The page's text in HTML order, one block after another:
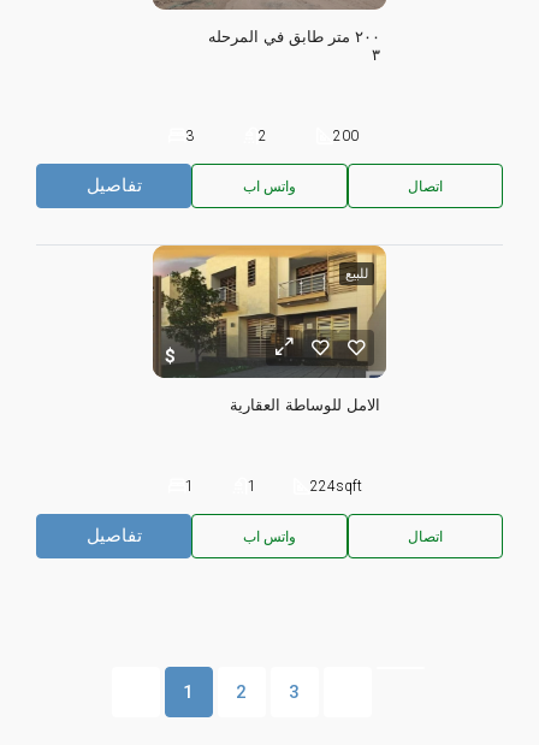
٣
3 2 200
تفاصيل واتس اب اتصال
للبيع
الامل للوساطة العقارية
1 1 224sqft
تفاصيل واتس اب اتصال
1 2 3